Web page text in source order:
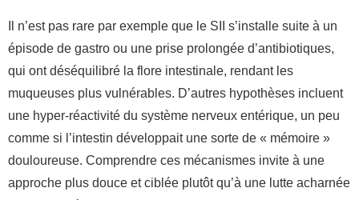
Il n’est pas rare par exemple que le SII s’installe suite à un
épisode de gastro ou une prise prolongée d’antibiotiques,
qui ont déséquilibré la flore intestinale, rendant les
muqueuses plus vulnérables. D’autres hypothèses incluent
une hyper-réactivité du système nerveux entérique, un peu
comme si l’intestin développait une sorte de « mémoire »
douloureuse. Comprendre ces mécanismes invite à une
approche plus douce et ciblée plutôt qu’à une lutte acharnée